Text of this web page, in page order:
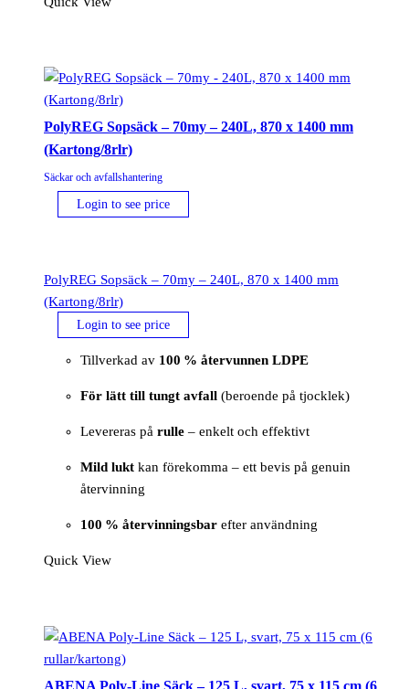
PolyREG Sopsäck – 70my – 240L, 870 x 1400 mm
(Kartong/8rlr)
Säckar och avfallshantering
Login to see price
PolyREG Sopsäck – 70my – 240L, 870 x 1400 mm
(Kartong/8rlr)
Login to see price
Tillverkad av 100 % återvunnen LDPE
För lätt till tungt avfall (beroende på tjocklek)
Levereras på rulle – enkelt och effektivt
Mild lukt kan förekomma – ett bevis på genuin
återvinning
100 % återvinningsbar efter användning
Quick View